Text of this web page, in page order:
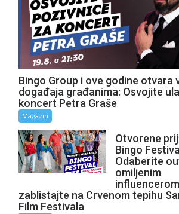
Bingo Group i ove godine otvara
događaja građanima: Osvojite
koncert Petra Graše
Magazin
Otvorene
Bingo
Odaberite
omiljenim
zablistajte na Crvenom tepihu
Film Festivala